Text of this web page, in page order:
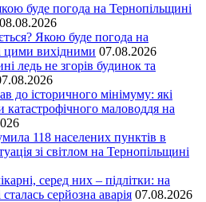
буде погода на Тернопільщині
08.08.2026
Якою буде погода на
цими вихідними 07.08.2026
ледь не згорів будинок та
до історичного мінімуму: які
катастрофічного маловоддя на
118 населених пунктів в
зі світлом на Тернопільщині
серед них – підлітки: на
серйозна аварія 07.08.2026